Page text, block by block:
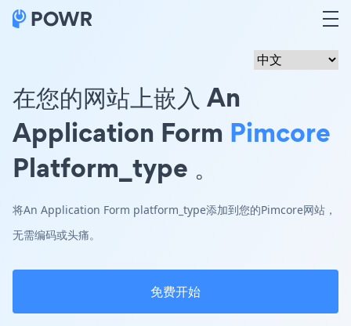
在您的网站上嵌入 An
Application Form Pimcore
Platform_type 。
将An Application Form platform_type添加到您的Pimcore网站，
无需编码或头痛。
免费开始